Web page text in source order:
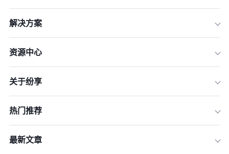
解决方案
资源中心
关于纷享
热门推荐
最新文章